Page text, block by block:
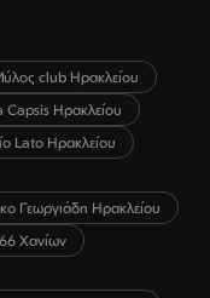
club Ηρακλείου
Capsis Ηρακλείου
Lato Ηρακλείου
Γεωργιάδη Ηρακλείου
Χανίων